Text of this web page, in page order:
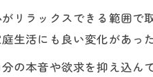
い生き方に活かす秘訣
ンスの取り方
リラックスできる範囲
生活にも良い変化があっ
の本音や欲求を抑え込